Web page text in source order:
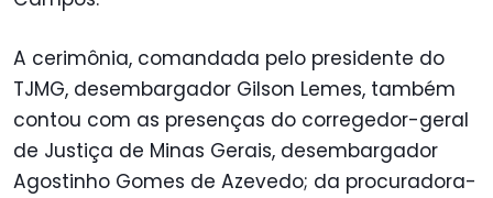
A cerimônia, comandada pelo presidente do
TJMG, desembargador Gilson Lemes, também
contou com as presenças do corregedor-geral
de Justiça de Minas Gerais, desembargador
Agostinho Gomes de Azevedo; da procuradora-